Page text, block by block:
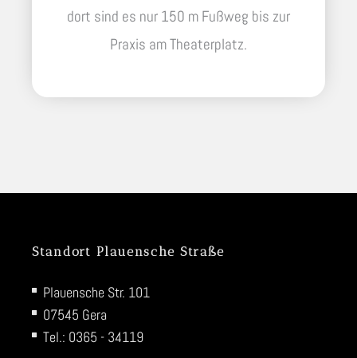
dort sind es nur 150 m Fußweg bis zur
Praxis am Theaterplatz.
Standort Plauensche Straße
Plauensche Str. 101
07545 Gera
Tel.: 0365 - 34119